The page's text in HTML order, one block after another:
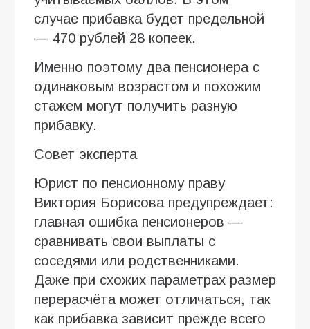
случае прибавка будет предельной
— 470 рублей 28 копеек.
Именно поэтому два пенсионера с
одинаковым возрастом и похожим
стажем могут получить разную
прибавку.
Совет эксперта
Юрист по пенсионному праву
Виктория Борисова предупреждает:
главная ошибка пенсионеров —
сравнивать свои выплаты с
соседями или родственниками.
Даже при схожих параметрах размер
перерасчёта может отличаться, так
как прибавка зависит прежде всего